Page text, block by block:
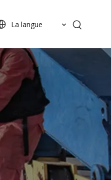
La langue